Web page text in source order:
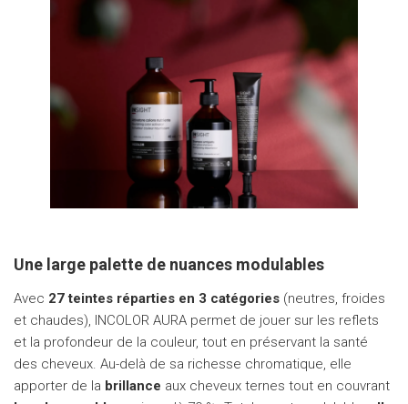
Une large palette de nuances modulables
Avec 27 teintes réparties en 3 catégories (neutres, froides
et chaudes), INCOLOR AURA permet de jouer sur les reflets
et la profondeur de la couleur, tout en préservant la santé
des cheveux. Au-delà de sa richesse chromatique, elle
apporter de la brillance aux cheveux ternes tout en couvrant